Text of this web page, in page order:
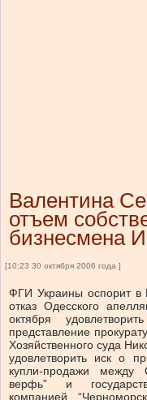
Валентина
отъем
бизнесмена
[10:23 30 октября 2006 года ]
ФГИ Украины оспорит в
отказ Одесского
октября
представление
Хозяйственного суда
удовлетворить иск о
купли-продажи между
верфь” и
компанией